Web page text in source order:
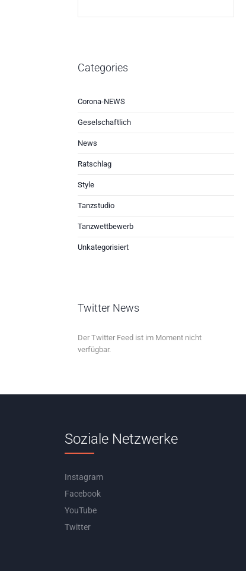
Categories
Corona-NEWS
Geselschaftlich
News
Ratschlag
Style
Tanzstudio
Tanzwettbewerb
Unkategorisiert
Twitter News
Der Twitter Feed ist im Moment nicht
verfügbar.
Soziale Netzwerke
Instagram
Facebook
YouTube
Twitter